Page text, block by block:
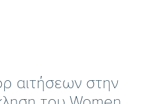
αιτήσεων στην